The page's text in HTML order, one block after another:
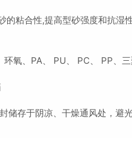
的粘合性,提高型砂强度和抗
氧、PA、 PU、 PC、 PP、三
储存于阴凉、干燥通风处，避